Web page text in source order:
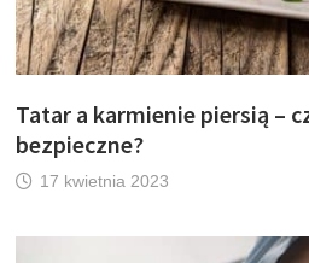
Tatar a karmienie piersią –
bezpieczne?
17 kwietnia 2023